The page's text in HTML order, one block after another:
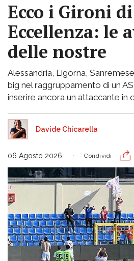
Ecco i Gironi
Eccellenza: le
delle nostre
Alessandria, Ligorna,
big nel raggruppamento di un
inserire ancora un attaccante in
Davide Chicarella
06 Agosto 2026 Condividi